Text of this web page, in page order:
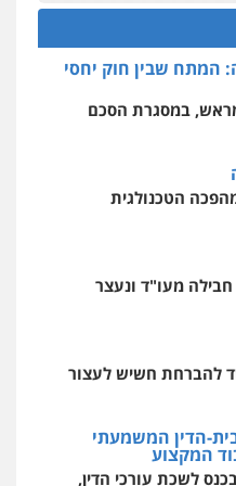
גיבוי תמיכה שירותים
חדשה
מין שירותים מקצועיים
מע"מ ומוסדות ללא
המתח שבין חוק יחסי
מראש, במסגרת הסכם
הטכנולגית
חבילה מעו"ד ונעצר
להברחת חשיש לעצור
הדין המשמעתי
המקצוע
לשכת עורכי הדין,